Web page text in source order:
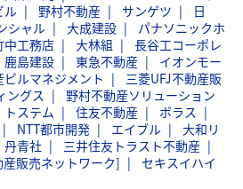
ル 野村不動産 サンゲツ
日
シャル 大成建設
パナソニックホ
中工務店 大林組
長谷工コーポレ
鹿島建設 東急不動産
イオンモー
ビルマネジメント
三菱UFJ不動産販
ングス
野村不動産ソリューション
トステム 住友不動産
ポラス
NTT都市開発 エイブル
大和リ
丹青社
三井住友トラスト不動産
販売ネットワーク]
セキスイハイ